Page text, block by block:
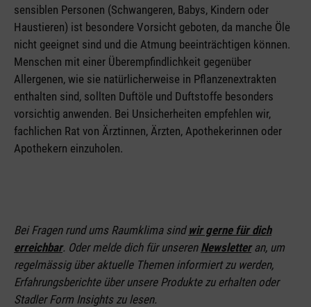
sensiblen Personen (Schwangeren, Babys, Kindern oder
Haustieren) ist besondere Vorsicht geboten, da manche Öle
nicht geeignet sind und die Atmung beeinträchtigen können.
Menschen mit einer Überempfindlichkeit gegenüber
Allergenen, wie sie natürlicherweise in Pflanzenextrakten
enthalten sind, sollten Duftöle und Duftstoffe besonders
vorsichtig anwenden. Bei Unsicherheiten empfehlen wir,
fachlichen Rat von Ärztinnen, Ärzten, Apothekerinnen oder
Apothekern einzuholen.
Bei Fragen rund ums Raumklima sind wir gerne für dich
erreichbar. Oder melde dich für unseren Newsletteran, um
regelmässig über aktuelle Themen informiert zu werden,
Erfahrungsberichte über unsere Produkte zu erhalten oder
Stadler Form Insights zu lesen.